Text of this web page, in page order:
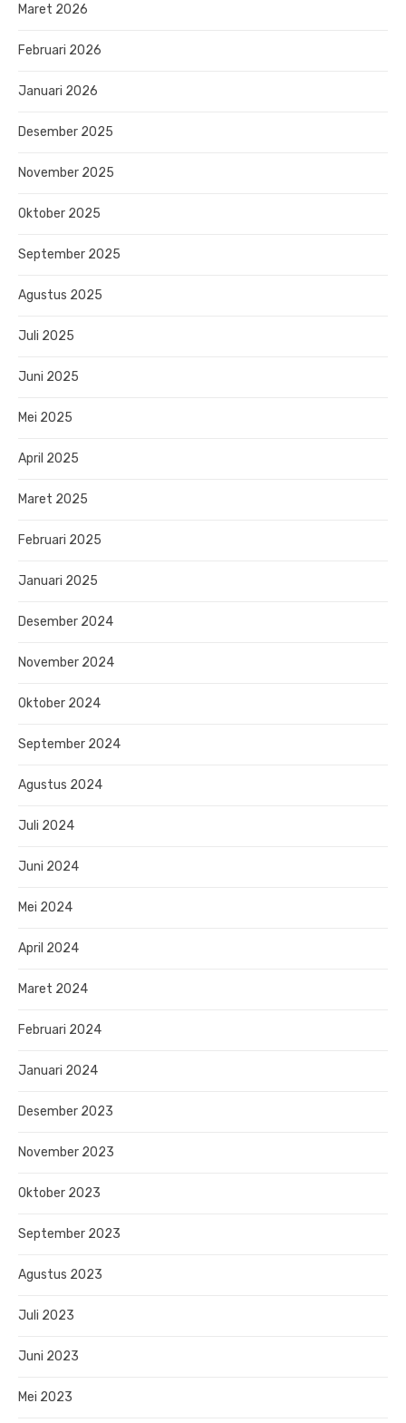
Maret 2026
Februari 2026
Januari 2026
Desember 2025
November 2025
Oktober 2025
September 2025
Agustus 2025
Juli 2025
Juni 2025
Mei 2025
April 2025
Maret 2025
Februari 2025
Januari 2025
Desember 2024
November 2024
Oktober 2024
September 2024
Agustus 2024
Juli 2024
Juni 2024
Mei 2024
April 2024
Maret 2024
Februari 2024
Januari 2024
Desember 2023
November 2023
Oktober 2023
September 2023
Agustus 2023
Juli 2023
Juni 2023
Mei 2023